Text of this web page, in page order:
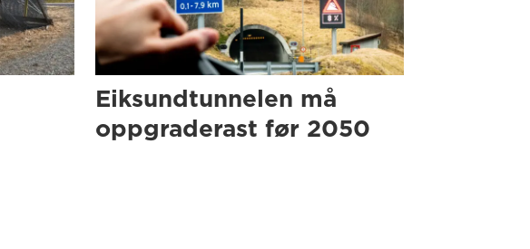
Eiksundtunnelen må
oppgraderast før 2050